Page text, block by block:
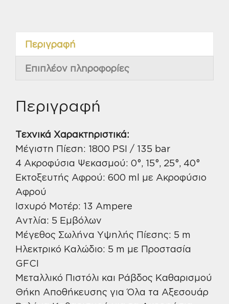
CAT-
135
Περιγραφή
Επιπλέον πληροφορίες
Περιγραφή
Τεχνικά Χαρακτηριστικά:
Μέγιστη Πίεση: 1800 PSI / 135 bar
4 Ακροφύσια Ψεκασμού: 0°, 15°, 25°, 40°
Εκτοξευτής Αφρού: 600 ml με Ακροφύσιο
Αφρού
Ισχυρό Μοτέρ: 13 Ampere
Αντλία: 5 Εμβόλων
Μέγεθος Σωλήνα Υψηλής Πίεσης: 5 m
Ηλεκτρικό Καλώδιο: 5 m με Προστασία
GFCI
Μεταλλικό Πιστόλι και Ράβδος Καθαρισμού
Θήκη Αποθήκευσης για Όλα τα Αξεσουάρ